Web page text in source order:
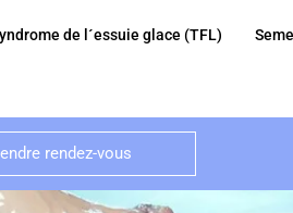
de l´essuie glace (TFL)
rendez-vous